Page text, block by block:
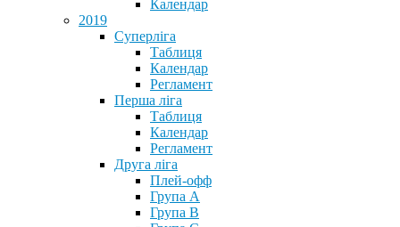
Календар
2019
Суперліга
Таблиця
Календар
Регламент
Перша ліга
Таблиця
Календар
Регламент
Друга ліга
Плей-офф
Група А
Група В